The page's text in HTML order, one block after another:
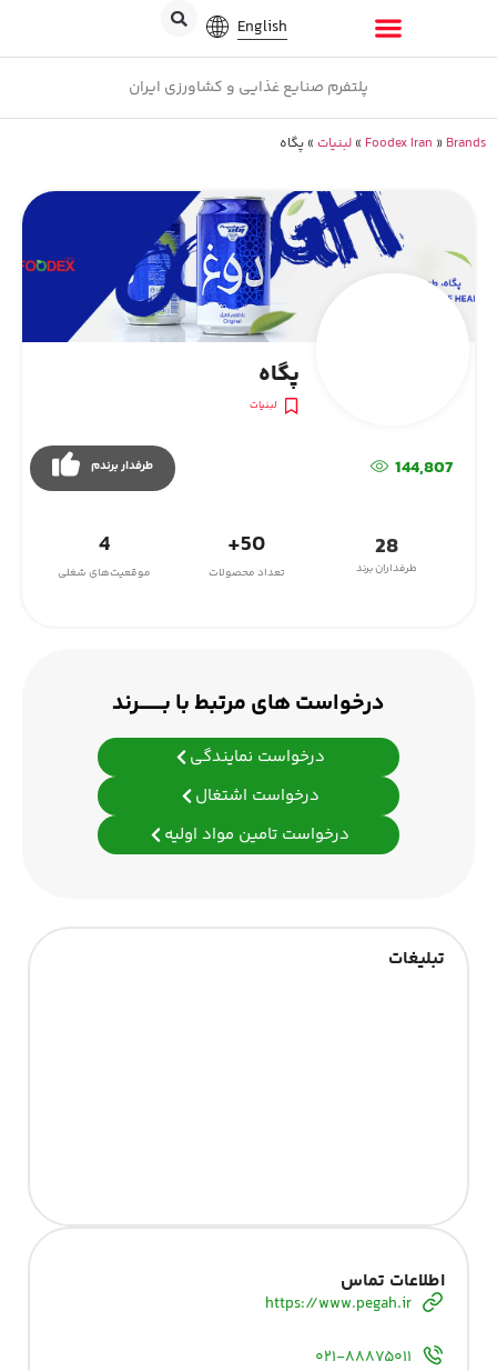
English
پلتفرم صنایع غذایی و کشاورزی ایران
Foodex Iran » Brands
» لبنیات » پگاه
پگاه
لبنیات
طرفدار برندم 144,807
28
طرفداران برند
50+
تعداد محصولات
4
موقعیت‌های شغلی
درخواست های مرتبط با بـــــــرند
درخواست نمایندگی
درخواست اشتغال
درخواست تامین مواد اولیه
اطلاعات تماس
https://www.pegah.ir
۰۲۱-۸۸۸۷۵۰۱۱
تبلیغات